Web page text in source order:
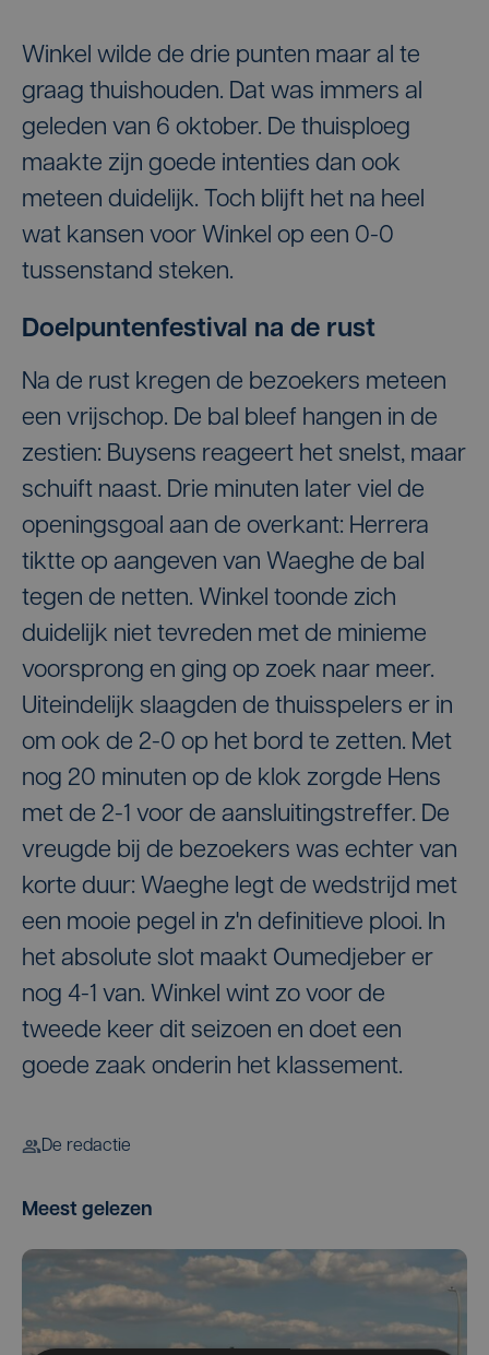
Winkel wilde de drie punten maar al te
graag thuishouden. Dat was immers al
geleden van 6 oktober. De thuisploeg
maakte zijn goede intenties dan ook
meteen duidelijk. Toch blijft het na heel
wat kansen voor Winkel op een 0-0
tussenstand steken.
Doelpuntenfestival na de rust
Na de rust kregen de bezoekers meteen
een vrijschop. De bal bleef hangen in de
zestien: Buysens reageert het snelst, maar
schuift naast. Drie minuten later viel de
openingsgoal aan de overkant: Herrera
tiktte op aangeven van Waeghe de bal
tegen de netten. Winkel toonde zich
duidelijk niet tevreden met de minieme
voorsprong en ging op zoek naar meer.
Uiteindelijk slaagden de thuisspelers er in
om ook de 2-0 op het bord te zetten. Met
nog 20 minuten op de klok zorgde Hens
met de 2-1 voor de aansluitingstreffer. De
vreugde bij de bezoekers was echter van
korte duur: Waeghe legt de wedstrijd met
een mooie pegel in z'n definitieve plooi. In
het absolute slot maakt Oumedjeber er
nog 4-1 van. Winkel wint zo voor de
tweede keer dit seizoen en doet een
goede zaak onderin het klassement.
De redactie
Meest gelezen